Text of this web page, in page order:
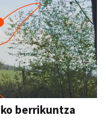
berrikuntza